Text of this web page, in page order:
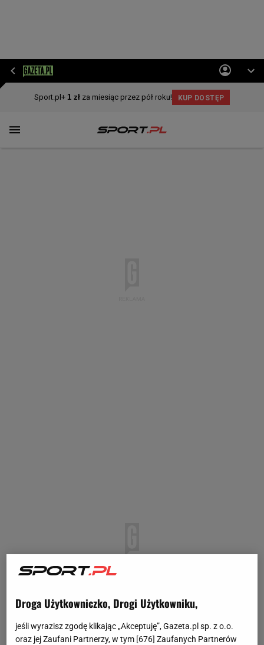
Droga Użytkowniczko, Drogi Użytkowniku,
jeśli wyrazisz zgodę klikając „Akceptuję”, Gazeta.pl sp. z o.o.
oraz jej Zaufani Partnerzy, w tym [676] Zaufanych Partnerów